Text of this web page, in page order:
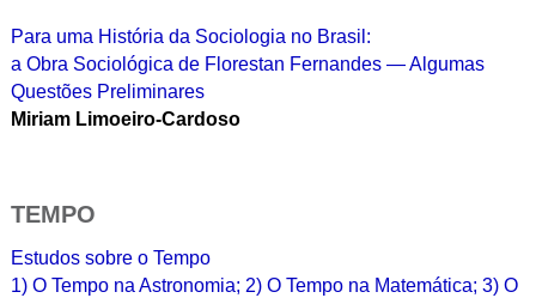
Para uma História da Sociologia no Brasil:
a Obra Sociológica de Florestan Fernandes — Algumas
Questões Preliminares
Miriam Limoeiro-Cardoso
TEMPO
Estudos sobre o Tempo
1) O Tempo na Astronomia; 2) O Tempo na Matemática; 3) O